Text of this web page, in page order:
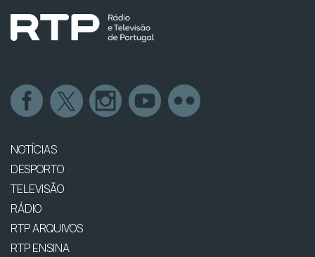
NOTÍCIAS
DESPORTO
TELEVISÃO
RÁDIO
RTP ARQUIVOS
RTP ENSINA